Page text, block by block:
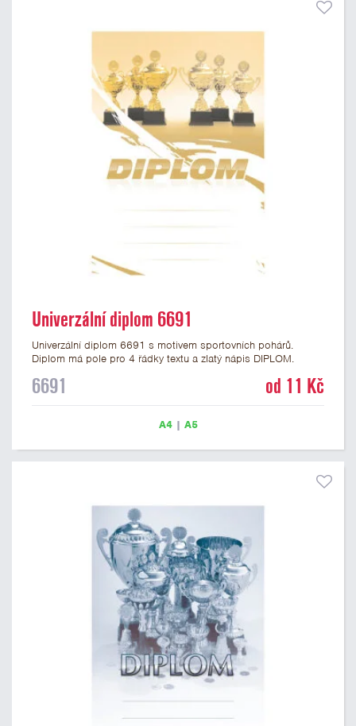
Univerzální diplom 6691
Univerzální diplom 6691 s motivem sportovních pohárů.
Diplom má pole pro 4 řádky textu a zlatý nápis DIPLOM.
univerzální diplom je vhodný pro většinu událostí, ke kterým by
6691 od 11 Kč
A4| A5